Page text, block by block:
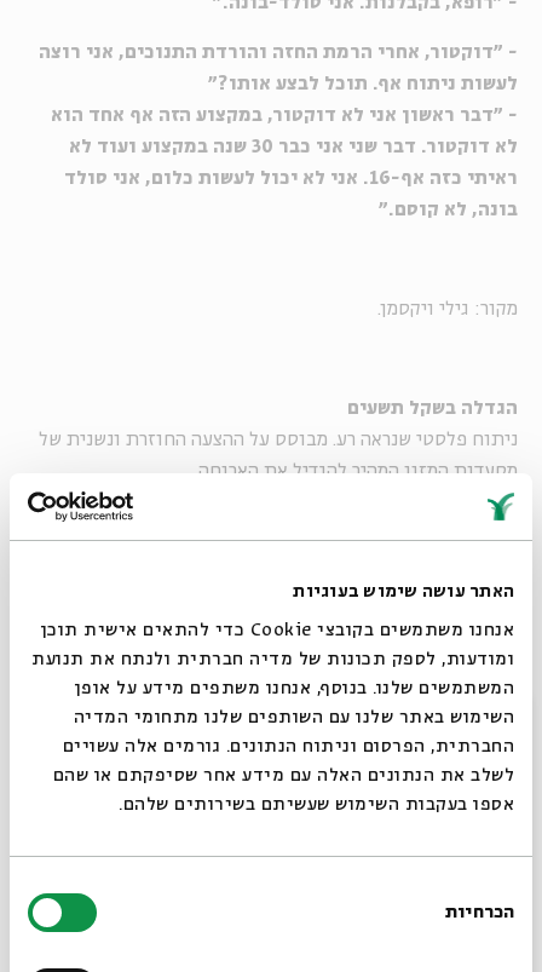
האתר עושה שימוש בעוגיות
אנחנו משתמשים בקובצי Cookie כדי להתאים אישית תוכן
ומודעות, לספק תכונות של מדיה חברתית ולנתח את תנועת
המשתמשים שלנו. בנוסף, אנחנו משתפים מידע על אופן
השימוש באתר שלנו עם השותפים שלנו מתחומי המדיה
החברתית, הפרסום וניתוח הנתונים. גורמים אלה עשויים
לשלב את הנתונים האלה עם מידע אחר שסיפקתם או שהם
אספו בעקבות השימוש שעשיתם בשירותים שלהם.
הסכמה
הכרחיות
- "דוקטור, אחרי הרמת החזה והורדת התנוכים, אני רוצה
לעשות ניתוח אף. תוכל לבצע אותו?"
- "דבר ראשון אני לא דוקטור, במקצוע הזה אף אחד הוא
לא דוקטור. דבר שני אני כבר 30 שנה במקצוע ועוד לא
ראיתי כזה אף-16. אני לא יכול לעשות כלום, אני סולד
בונה, לא קוסם."
מקור: גילי ויקסמן.
הגדלה בשקל תשעים
ניתוח פלסטי שנראה רע. מבוסס על ההצעה החוזרת ונשנית של
מסעדות המזון המהיר להגדיל את הארוחה.
מנופחות, ממש הגדלה בשקל תשעים."
ניתוח פלסטיק
סגור